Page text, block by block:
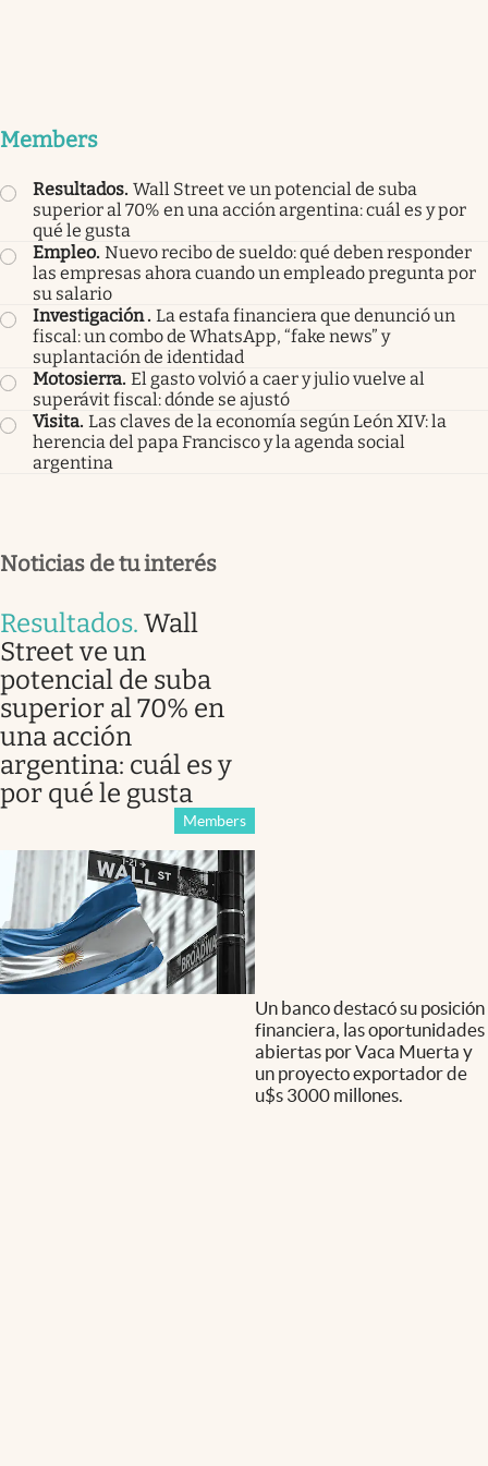
Members
Resultados. Wall Street ve un potencial de suba
superior al 70% en una acción argentina: cuál es y por
qué le gusta
Empleo. Nuevo recibo de sueldo: qué deben responder
las empresas ahora cuando un empleado pregunta por
su salario
Investigación. La estafa financiera que denunció un
fiscal: un combo de WhatsApp, “fake news” y
suplantación de identidad
Motosierra. El gasto volvió a caer y julio vuelve al
superávit fiscal: dónde se ajustó
Visita. Las claves de la economía según León XIV: la
herencia del papa Francisco y la agenda social
argentina
Noticias de tu interés
Resultados. Wall
Street ve un
potencial de suba
superior al 70% en
una acción
argentina: cuál es y
por qué le gusta
Members
Un banco destacó su posición
financiera, las oportunidades
abiertas por Vaca Muerta y
un proyecto exportador de
u$s 3000 millones.